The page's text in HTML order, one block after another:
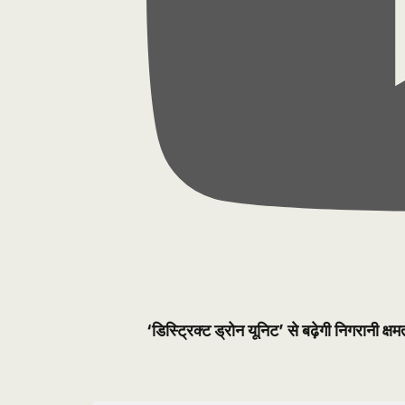
‘डिस्ट्रिक्ट ड्रोन यूनिट’ से बढ़ेगी निगरानी